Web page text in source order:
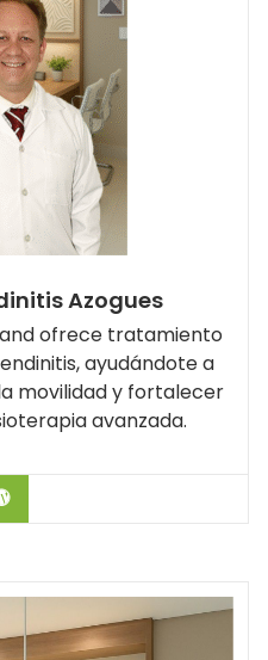
Azogues
ofrece tratamiento
ayudándote a
movilidad y fortalecer
avanzada.
Hablar con el Doctor